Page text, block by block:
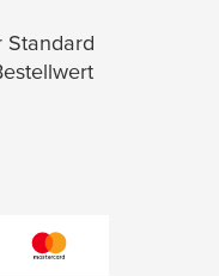
Standard